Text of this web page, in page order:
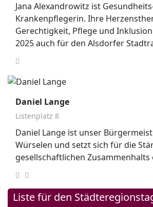
Jana Alexandrowitz ist
Krankenpflegerin. Ihre
Gerechtigkeit, Pflege und
2025 auch für den Alsdorfer
Daniel Lange
Listenplatz 8
Daniel Lange ist unser
Würselen und setzt sich für die
gesellschaftlichen Zusammenhalts
Liste für den